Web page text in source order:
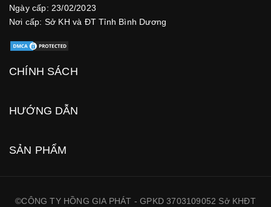
Ngày cấp: 23/02/2023
Nơi cấp: Sở KH và ĐT Tỉnh Bình Dương
CHÍNH SÁCH
HƯỚNG DẪN
SẢN PHẨM
©CÔNG TY HỒNG GIA PHÁT - GPKD 3703109052 Sở KHĐT